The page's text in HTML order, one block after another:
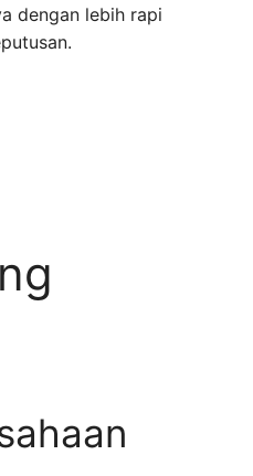
dengan lebih rapi